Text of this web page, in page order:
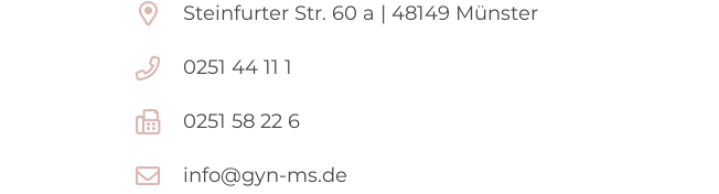
Steinfurter Str. 60 a | 48149 Münster
0251 44 11 1
0251 58 22 6
info@gyn-ms.de